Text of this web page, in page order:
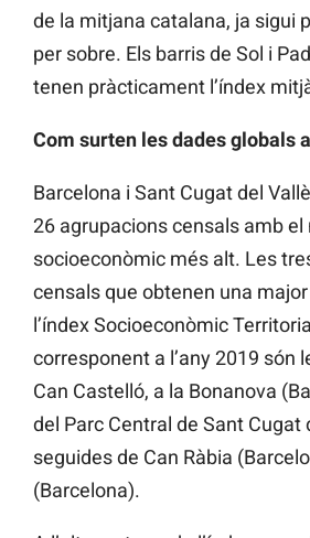
de la mitjana catalana, ja sigui
per sobre. Els barris de Sol i
tenen pràcticament l’índex
Com surten les dades globals
Barcelona i Sant Cugat del
26 agrupacions censals amb el
socioeconòmic més alt. Les
censals que obtenen una
l’índex Socioeconòmic
corresponent a l’any 2019 són
Can Castelló, a la Bonanova
del Parc Central de Sant Cugat
seguides de Can Ràbia
(Barcelona).